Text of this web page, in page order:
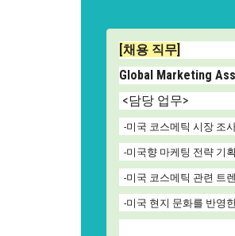
[채용 직무]
Global Marketing
<담당 업무>
-미국 코스메틱 시장 조
-미국향 마케팅 전략 기
-미국 코스메틱 관련 트
-미국 현지 문화를 반영